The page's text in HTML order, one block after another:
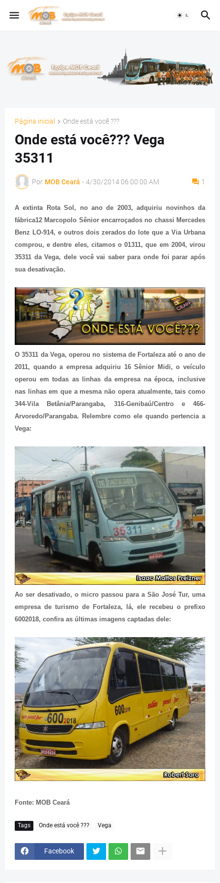
Página inicial Onde está você ???
Onde está você??? Vega
35311
Por MOB Ceará - 4/30/2014 06:00:00 AM 1
A extinta Rota Sol, no ano de 2003, adquiriu novinhos da
fábrica12 Marcopolo Sênior encarroçados no chassi Mercedes
Benz LO-914, e outros dois zerados do lote que a Via Urbana
comprou, e dentre eles, citamos o 01311, que em 2004, virou
35311 da Vega, dele você vai saber para onde foi parar após
sua desativação.
O 35311 da Vega, operou no sistema de Fortaleza até o ano de
2011, quando a empresa adquiriu 16 Sênior Midi, o veículo
operou em todas as linhas da empresa na época, inclusive
nas linhas em que a mesma não opera atualmente, tais como
344-Vila Betânia/Parangaba, 316-Genibaú/Centro e 466-
Arvoredo/Parangaba. Relembre como ele quando pertencia a
Vega:
Ao ser desativado, o micro passou para a São José Tur, uma
empresa de turismo de Fortaleza, lá, ele recebeu o prefixo
6002018, confira as últimas imagens captadas dele:
Fonte: MOB Ceará
Tags Onde está você ??? Vega
Facebook